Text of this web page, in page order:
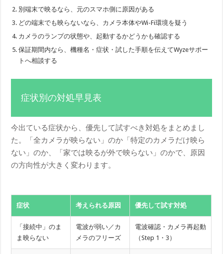
別端末で映るなら、元のスマホ側に原因がある
どの端末でも映らないなら、カメラ本体やWi-Fi環境を疑う
カメラのランプの状態や、起動するかどうかも確認する
保証期間内なら、機種名・症状・試した手順を伝えてWyzeサポー
トへ相談する
症状別の対処早見表
今出ている症状から、優先して試すべき対処をまとめまし
た。「全カメラが映らない」のか「特定のカメラだけ映ら
ない」のか、「家では映るが外で映らない」のかで、原因
の方向性が大きく変わります。
症状 考えられる原因 優先して試す対処
「接続中」のま
ま映らない
電波が弱い／カ
メラのフリーズ
電波確認・カメラ再起動
（Step 1・3）